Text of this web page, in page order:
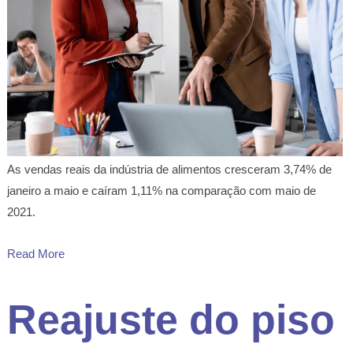
As vendas reais da indústria de alimentos cresceram 3,74% de
janeiro a maio e caíram 1,11% na comparação com maio de
2021.
Read More
Reajuste do piso